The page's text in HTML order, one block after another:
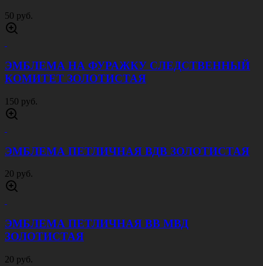
50 руб.
ЭМБЛЕМА НА ФУРАЖКУ СЛЕДСТВЕННЫЙ
КОМИТЕТ ЗОЛОТИСТАЯ
150 руб.
ЭМБЛЕМА ПЕТЛИЧНАЯ ВДВ ЗОЛОТИСТАЯ
20 руб.
ЭМБЛЕМА ПЕТЛИЧНАЯ ВВ МВД
ЗОЛОТИСТАЯ
20 руб.